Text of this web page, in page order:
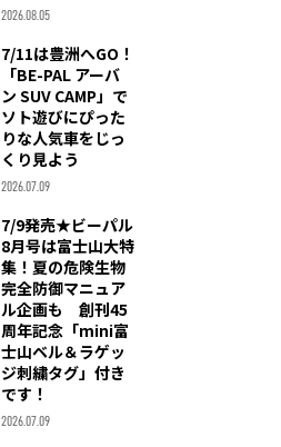
2026.08.05
7/11は豊洲へGO！
「BE-PAL アーバ
ン SUV CAMP」で
ソト遊びにぴった
りな人気車をじっ
くり見よう
2026.07.09
7/9発売★ビーパル
8月号は富士山大特
集！夏の危険生物
完全防御マニュア
ル企画も 創刊45
周年記念「mini富
士山ベル＆ラゲッ
ジ刺繍タグ」付き
です！
2026.07.09